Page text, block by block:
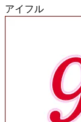
アイフル